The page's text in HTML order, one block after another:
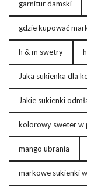
garnitur damski
gdzie kupować
h & m swetry
Jaka sukienka dla
Jakie sukienki
kolorowy sweter w
mango ubrania
markowe sukienki